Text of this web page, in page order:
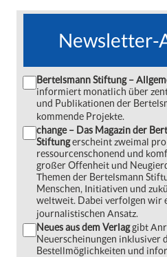
Newsletter-
Bertelsmann Stiftung –
informiert monatlich über
und Publikationen der
kommende Projekte.
change – Das Magazin der
Stiftungerscheint zweimal
ressourcenschonend und
großer Offenheit und
Themen der Bertelsmann
Menschen, Initiativen und
weltweit. Dabei verfolgen wir
journalistischen Ansatz.
Neues aus dem Verlaggibt
Neuerscheinungen inklusiver
Bestellmöglichkeiten und